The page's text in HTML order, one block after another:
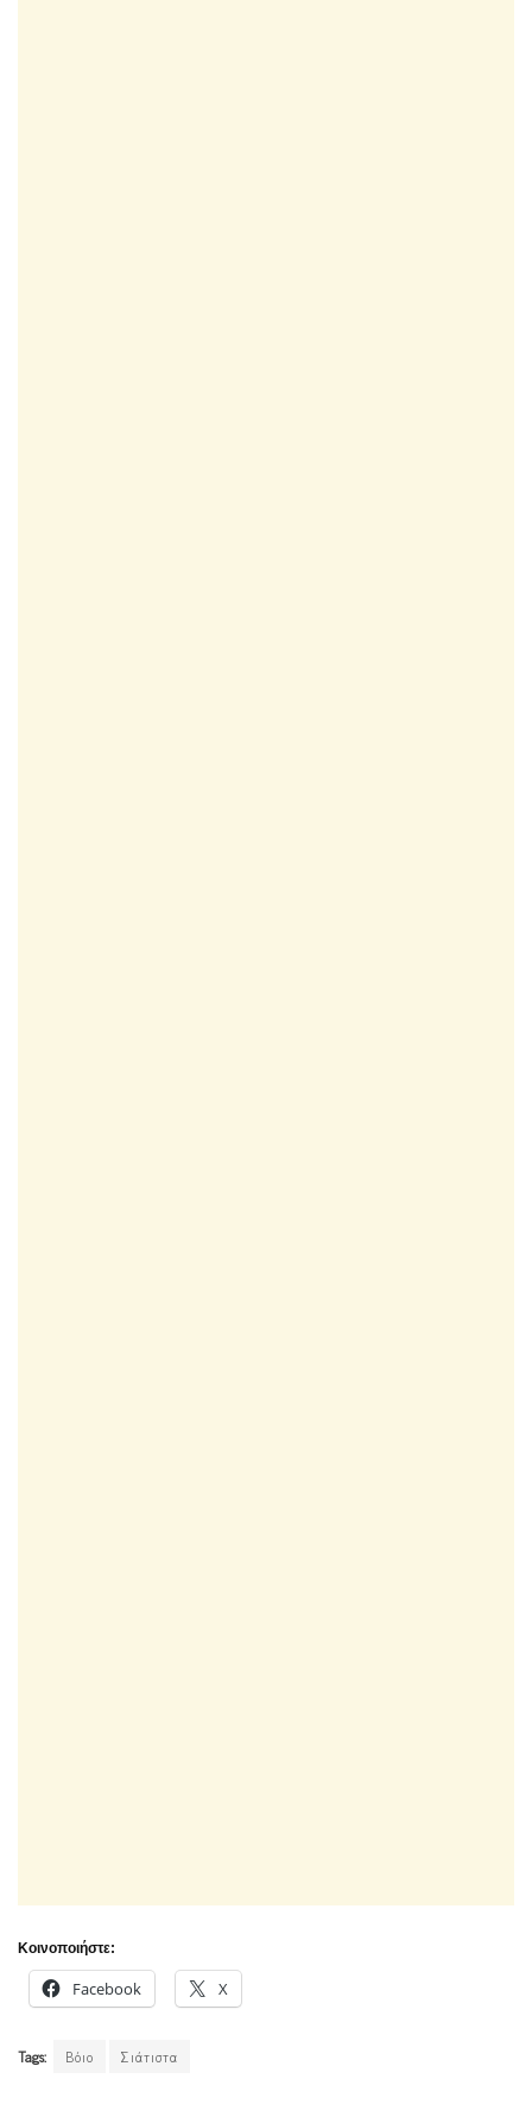
Κοινοποιήστε:
Facebook X
Tags: Βόιο Σιάτιστα